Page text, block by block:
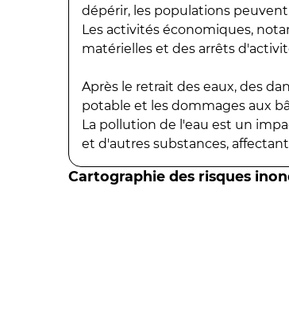
dépérir, les populations
Les activités économiques,
matérielles et des arrêts
Après le retrait des eaux, des
potable et les dommages aux
La pollution de l'eau est un
et d'autres substances,
Cartographie des risques